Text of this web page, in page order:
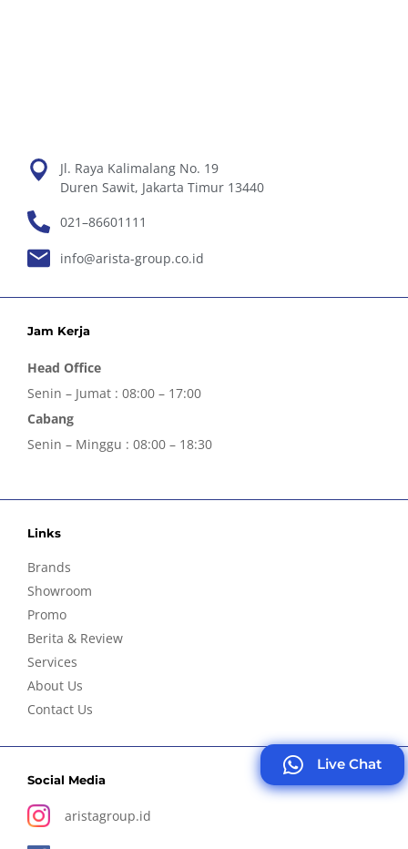
Jl. Raya Kalimalang No. 19
Duren Sawit, Jakarta Timur 13440
021–86601111
info@arista-group.co.id
Jam Kerja
Head Office
Senin – Jumat : 08:00 – 17:00
Cabang
Senin – Minggu : 08:00 – 18:30
Links
Brands
Showroom
Promo
Berita & Review
Services
About Us
Contact Us
Social Media
aristagroup.id
Live Chat